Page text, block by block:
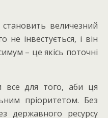
величезний
не інвестується, і він
– це якісь поточні
все для того, аби ця
пріоритетом. Без
державного ресурсу